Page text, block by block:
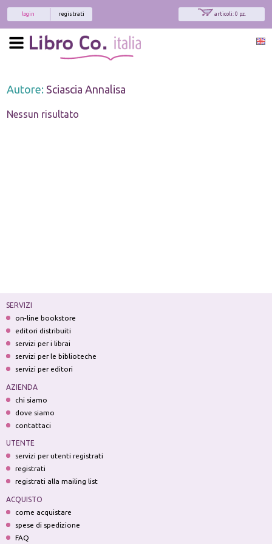
articoli: 0 pz.
registrati
login
Autore: Sciascia Annalisa
Nessun risultato
SERVIZI
on-line bookstore
editori distribuiti
servizi per i librai
servizi per le biblioteche
servizi per editori
AZIENDA
chi siamo
dove siamo
contattaci
UTENTE
servizi per utenti registrati
registrati
registrati alla mailing list
ACQUISTO
come acquistare
spese di spedizione
FAQ